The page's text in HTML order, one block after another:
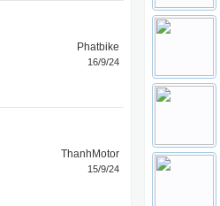
Phatbike
16/9/24
ThanhMotor
15/9/24